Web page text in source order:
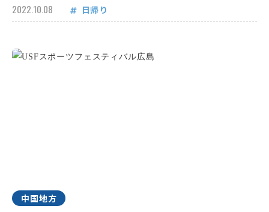
2022.10.08 日帰り
中国地方